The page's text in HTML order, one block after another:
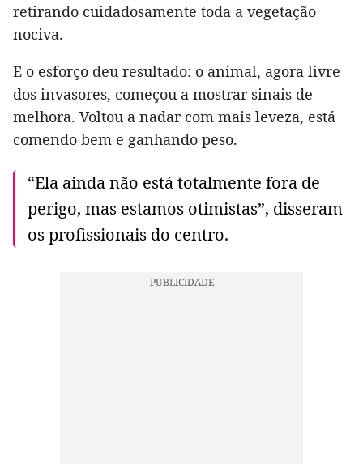
retirando cuidadosamente toda a vegetação
nociva.
E o esforço deu resultado: o animal, agora livre
dos invasores, começou a mostrar sinais de
melhora. Voltou a nadar com mais leveza, está
comendo bem e ganhando peso.
“Ela ainda não está totalmente fora de
perigo, mas estamos otimistas”, disseram
os profissionais do centro.